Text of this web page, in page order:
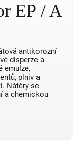
EP / A
antikorozní
disperze a
emulze,
plniv a
Nátěry se
a chemickou